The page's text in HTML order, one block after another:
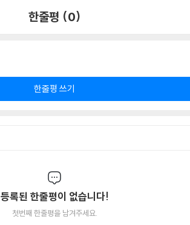
한줄평 (0)
한줄평 쓰기
등록된 한줄평이 없습니다!
첫번째 한줄평을 남겨주세요.